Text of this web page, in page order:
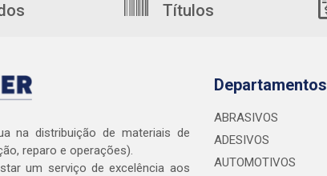
Títulos
na distribuição de materiais de
reparo e operações).
um serviço de excelência aos
Departamentos
ABRASIVOS
ADESIVOS
AUTOMOTIVOS